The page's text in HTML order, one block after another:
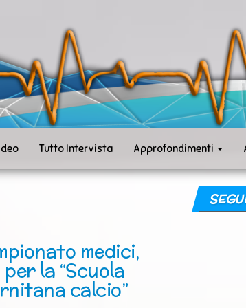
Tutto Intervista Approfondimenti
medici,
la “Scuola
calcio”